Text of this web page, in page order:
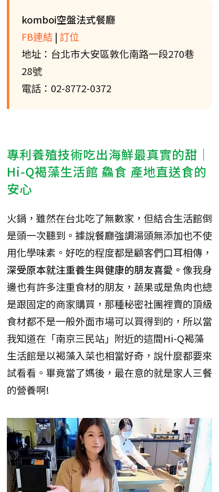
komboi空盤法式餐廳
FB連結 | 訂位
地址：台北市大安區敦化南路一段270巷
28號
電話：02-8772-0372
專利養殖技術吃出海鮮最真實的甜｜
Hi-Q褐藻生活館 鱻食 產地直送食的
安心
火鍋，雖然在台北吃了無數家，但結合生活館倒
是頭一次聽到。據說餐廳強調湯頭無添加也不使
用化學味素。好吃的程度都是顧客們口耳相傳，
深受原本就注重養生與健康的朋友喜愛。 像我身
邊也有許多注重食材的朋友，蔬果或是魚肉也總
是跟固定的商家購買，那種秘密社團裡賣的頂級
食材都不是一般外面市場可以買得到的，所以當
我知道在「南京三民站」附近的這間Hi-Q褐藻
生活館是以褐藻入菜也相當好奇，說什麼都要來
試看看。畢竟當了媽後，最在意的就是家人三餐
的營養啊!